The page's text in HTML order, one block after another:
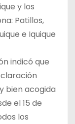
y los
Patillos,
e Iquique
indicó que
bien acogida
el 15 de
los